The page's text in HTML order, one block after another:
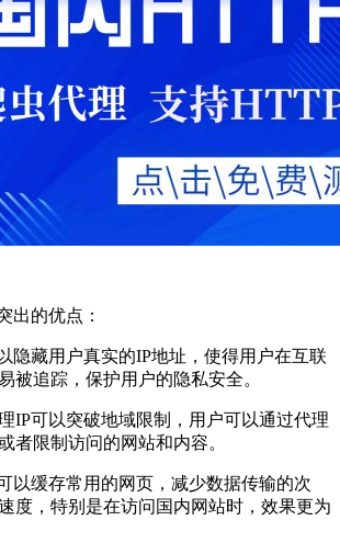
出的优点：
隐藏用户真实的IP地址，使得用户在互联
被追踪，保护用户的隐私安全。
IP可以突破地域限制，用户可以通过代理
者限制访问的网站和内容。
以缓存常用的网页，减少数据传输的次
度，特别是在访问国内网站时，效果更为